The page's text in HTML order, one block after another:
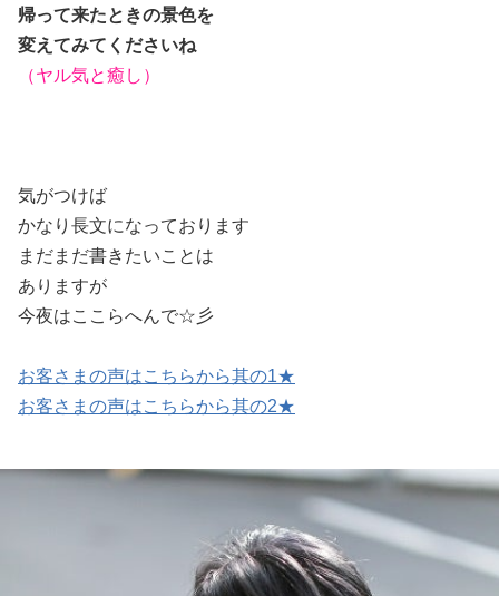
帰って来たときの景色を
変えてみてくださいね
（ヤル気と癒し）
気がつけば
かなり長文になっております
まだまだ書きたいことは
ありますが
今夜はここらへんで☆彡
お客さまの声はこちらから其の1★
お客さまの声はこちらから其の2★